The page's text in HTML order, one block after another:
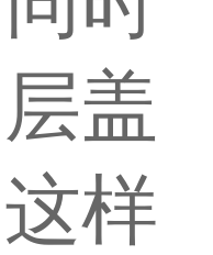
盖
样